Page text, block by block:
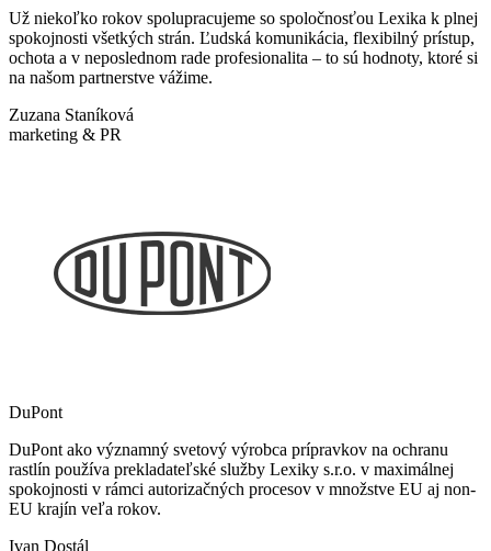
Už niekoľko rokov spolupracujeme so spoločnosťou Lexika k plnej
spokojnosti všetkých strán. Ľudská komunikácia, flexibilný prístup,
ochota a v neposlednom rade profesionalita – to sú hodnoty, ktoré si
na našom partnerstve vážime.
Zuzana Staníková
marketing & PR
DuPont
DuPont ako významný svetový výrobca prípravkov na ochranu
rastlín používa prekladateľské služby Lexiky s.r.o. v maximálnej
spokojnosti v rámci autorizačných procesov v množstve EU aj non-
EU krajín veľa rokov.
Ivan Dostál